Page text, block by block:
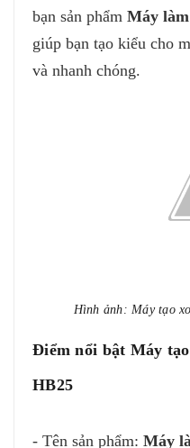
bạn sản phẩm Máy
giúp bạn tạo kiểu cho
và nhanh chóng.
Hình ảnh: Máy tạo
Điểm nổi bật Máy
HB25
- Tên sản phẩm: Máy